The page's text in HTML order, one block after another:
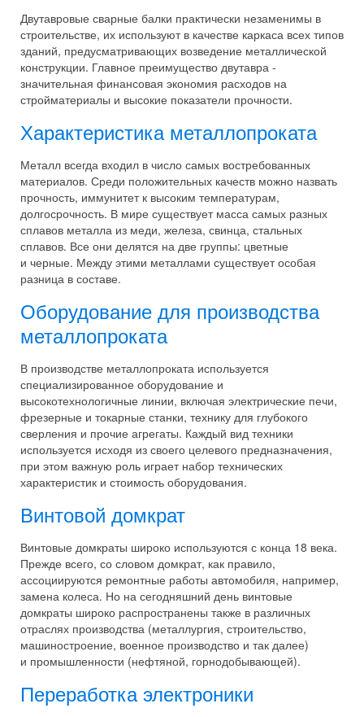
Двутавровые сварные балки практически незаменимы в
строительстве, их используют в качестве каркаса всех типов
зданий, предусматривающих возведение металлической
конструкции. Главное преимущество двутавра -
значительная финансовая экономия расходов на
стройматериалы и высокие показатели прочности.
Характеристика металлопроката
Металл всегда входил в число самых востребованных
материалов. Среди положительных качеств можно назвать
прочность, иммунитет к высоким температурам,
долгосрочность. В мире существует масса самых разных
сплавов металла из меди, железа, свинца, стальных
сплавов. Все они делятся на две группы: цветные
и черные. Между этими металлами существует особая
разница в составе.
Оборудование для производства
металлопроката
В производстве металлопроката используется
специализированное оборудование и
высокотехнологичные линии, включая электрические печи,
фрезерные и токарные станки, технику для глубокого
сверления и прочие агрегаты. Каждый вид техники
используется исходя из своего целевого предназначения,
при этом важную роль играет набор технических
характеристик и стоимость оборудования.
Винтовой домкрат
Винтовые домкраты широко используются с конца 18 века.
Прежде всего, со словом домкрат, как правило,
ассоциируются ремонтные работы автомобиля, например,
замена колеса. Но на сегодняшний день винтовые
домкраты широко распространены также в различных
отраслях производства (металлургия, строительство,
машиностроение, военное производство и так далее)
и промышленности (нефтяной, горнодобывающей).
Переработка электроники